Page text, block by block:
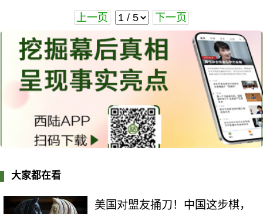
上一页 下一页
大家都在看
美国对盟友捅刀！中国这步棋，